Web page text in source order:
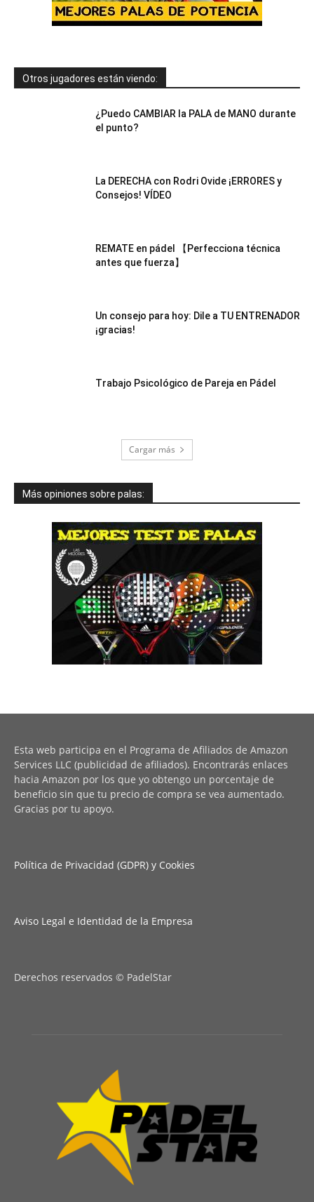
Otros jugadores están viendo:
¿Puedo CAMBIAR la PALA de MANO durante
el punto?
La DERECHA con Rodri Ovide ¡ERRORES y
Consejos! VÍDEO
REMATE en pádel 【Perfecciona técnica
antes que fuerza】
Un consejo para hoy: Dile a TU ENTRENADOR
¡gracias!
Trabajo Psicológico de Pareja en Pádel
Cargar más
Más opiniones sobre palas:
Esta web participa en el Programa de Afiliados de Amazon
Services LLC (publicidad de afiliados). Encontrarás enlaces
hacia Amazon por los que yo obtengo un porcentaje de
beneficio sin que tu precio de compra se vea aumentado.
Gracias por tu apoyo.
Política de Privacidad (GDPR) y Cookies
Aviso Legal e Identidad de la Empresa
Derechos reservados © PadelStar